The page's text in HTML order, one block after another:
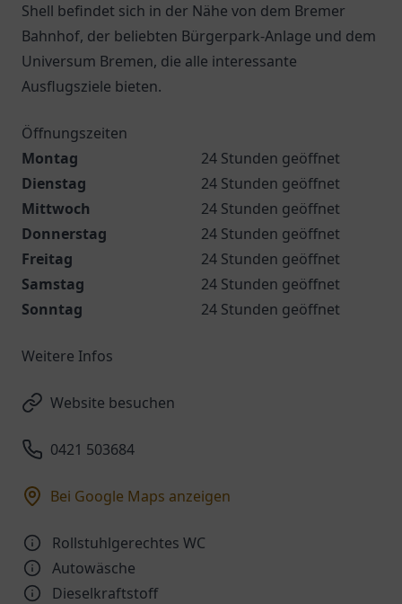
Shell befindet sich in der Nähe von dem Bremer
Bahnhof, der beliebten Bürgerpark-Anlage und dem
Universum Bremen, die alle interessante
Ausflugsziele bieten.
Öffnungszeiten
Montag
24 Stunden geöffnet
Dienstag
24 Stunden geöffnet
Mittwoch
24 Stunden geöffnet
Donnerstag
24 Stunden geöffnet
Freitag
24 Stunden geöffnet
Samstag
24 Stunden geöffnet
Sonntag
24 Stunden geöffnet
Weitere Infos
Website besuchen
0421 503684
Bei Google Maps anzeigen
Rollstuhlgerechtes WC
Autowäsche
Dieselkraftstoff